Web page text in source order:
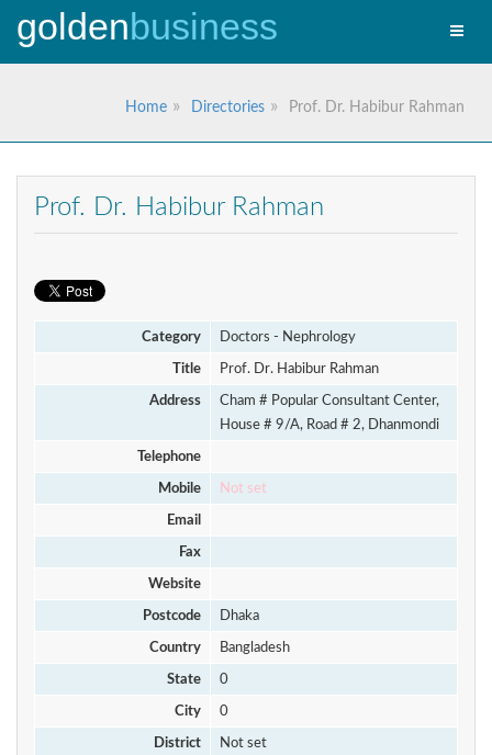
goldenbusiness
Toggle
Home Directories Prof. Dr. Habibur Rahman
Prof. Dr. Habibur Rahman
Category Doctors - Nephrology
Title Prof. Dr. Habibur Rahman
Address
Cham # Popular Consultant Center,
House # 9/A, Road # 2, Dhanmondi
Telephone
Mobile Not set
Email
Fax
Website
Postcode Dhaka
Country Bangladesh
State 0
City 0
District Not set